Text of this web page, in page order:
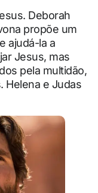
Deborah
propõe um
ajudá-la a
Jesus, mas
pela multidão,
Helena e Judas